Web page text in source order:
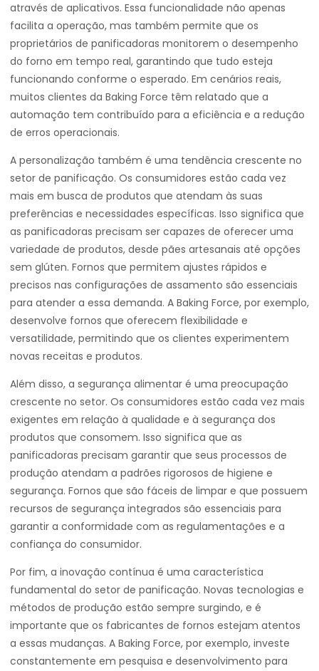
através de aplicativos. Essa funcionalidade não apenas
facilita a operação, mas também permite que os
proprietários de panificadoras monitorem o desempenho
do forno em tempo real, garantindo que tudo esteja
funcionando conforme o esperado. Em cenários reais,
muitos clientes da Baking Force têm relatado que a
automação tem contribuído para a eficiência e a redução
de erros operacionais.
A personalização também é uma tendência crescente no
setor de panificação. Os consumidores estão cada vez
mais em busca de produtos que atendam às suas
preferências e necessidades específicas. Isso significa que
as panificadoras precisam ser capazes de oferecer uma
variedade de produtos, desde pães artesanais até opções
sem glúten. Fornos que permitem ajustes rápidos e
precisos nas configurações de assamento são essenciais
para atender a essa demanda. A Baking Force, por exemplo,
desenvolve fornos que oferecem flexibilidade e
versatilidade, permitindo que os clientes experimentem
novas receitas e produtos.
Além disso, a segurança alimentar é uma preocupação
crescente no setor. Os consumidores estão cada vez mais
exigentes em relação à qualidade e à segurança dos
produtos que consomem. Isso significa que as
panificadoras precisam garantir que seus processos de
produção atendam a padrões rigorosos de higiene e
segurança. Fornos que são fáceis de limpar e que possuem
recursos de segurança integrados são essenciais para
garantir a conformidade com as regulamentações e a
confiança do consumidor.
Por fim, a inovação contínua é uma característica
fundamental do setor de panificação. Novas tecnologias e
métodos de produção estão sempre surgindo, e é
importante que os fabricantes de fornos estejam atentos
a essas mudanças. A Baking Force, por exemplo, investe
constantemente em pesquisa e desenvolvimento para